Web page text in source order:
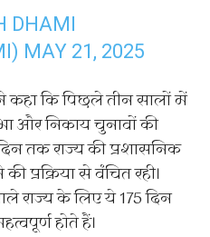
DHAMI
MAY 21, 2025
कहा कि पिछले तीन सालों में
और निकाय चुनावों की
तक राज्य की प्रशासनिक
प्रक्रिया से वंचित रही।
राज्य के लिए ये 175 दिन
होते हैं।